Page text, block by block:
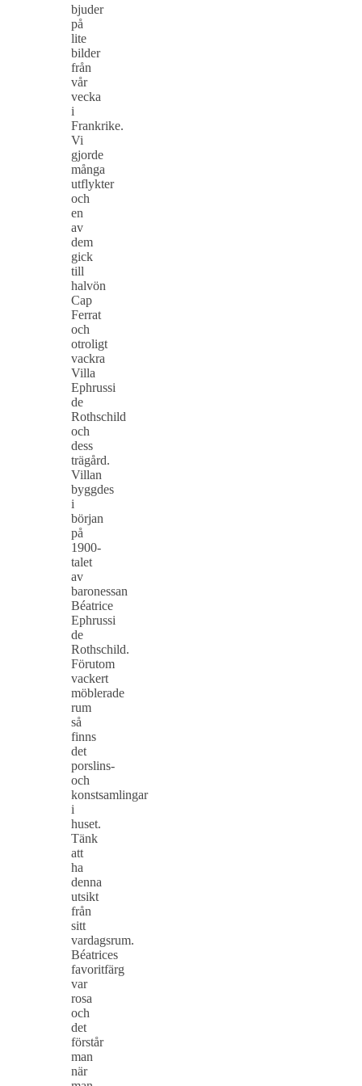
bjuder
på
lite
bilder
från
vår
vecka
i
Frankrike.
Vi
gjorde
många
utflykter
och
en
av
dem
gick
till
halvön
Cap
Ferrat
och
otroligt
vackra
Villa
Ephrussi
de
Rothschild
och
dess
trägård.
Villan
byggdes
i
början
på
1900-
talet
av
baronessan
Béatrice
Ephrussi
de
Rothschild.
Förutom
vackert
möblerade
rum
så
finns
det
porslins-
och
konstsamlingar
i
huset.
Tänk
att
ha
denna
utsikt
från
sitt
vardagsrum.
Béatrices
favoritfärg
var
rosa
och
det
förstår
man
när